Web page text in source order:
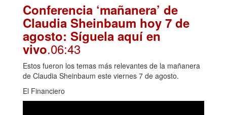
Conferencia ‘mañanera’ de
Claudia Sheinbaum hoy 7 de
agosto: Síguela aquí en
vivo.06:43
Estos fueron los temas más relevantes de la mañanera
de Claudia Sheinbaum este viernes 7 de agosto.
El Financiero